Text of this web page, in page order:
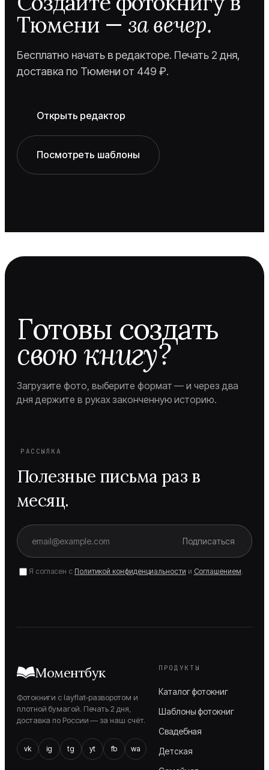
Тюмени —за вечер.
Бесплатно начать в редакторе. Печать 2 дня,
доставка по Тюмени от 449 ₽.
Открыть редактор
Посмотреть шаблоны
Готовы создать
свою книгу?
Загрузите фото, выберите формат — и через два
дня держите в руках законченную историю.
РАССЫЛКА
Полезные письма раз в
месяц.
Подписаться
Я согласен с Политикой конфиденциальности и Соглашением.
Моментбук
Фотокниги с layflat-разворотом и
плотной бумагой. Печать 2 дня,
доставка по России — за наш счёт.
vk ig tg yt fb wa
ПРОДУКТЫ
Каталог фотокниг
Шаблоны фотокниг
Свадебная
Детская